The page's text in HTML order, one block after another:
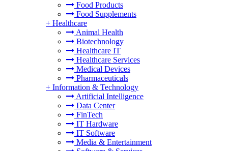
Food Products
Food Supplements
+ Healthcare
Animal Health
Biotechnology
Healthcare IT
Healthcare Services
Medical Devices
Pharmaceuticals
+ Information & Technology
Artificial Intelligence
Data Center
FinTech
IT Hardware
IT Software
Media & Entertainment